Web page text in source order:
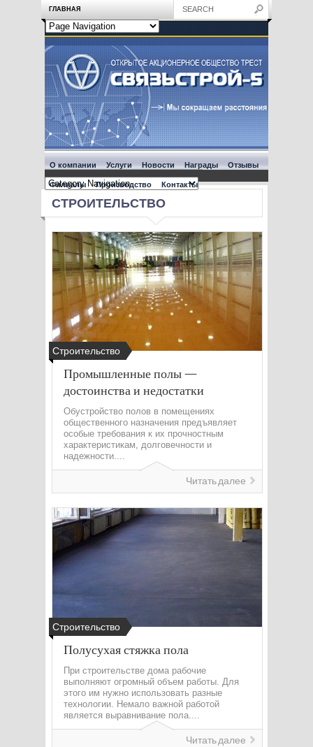
ГЛАВНАЯ
О компании Услуги Новости Награды Отзывы
Филиалы Производство Контакты
СТРОИТЕЛЬСТВО
Строительство
Промышленные полы —
достоинства и недостатки
Обустройство полов в помещениях
общественного назначения предъявляет
особые требования к их прочностным
характеристикам, долговечности и
надежности....
Читать далее
Строительство
Полусухая стяжка пола
При строительстве дома рабочие
выполняют огромный объем работы. Для
этого им нужно использовать разные
технологии. Немало важной работой
является выравнивание пола....
Читать далее